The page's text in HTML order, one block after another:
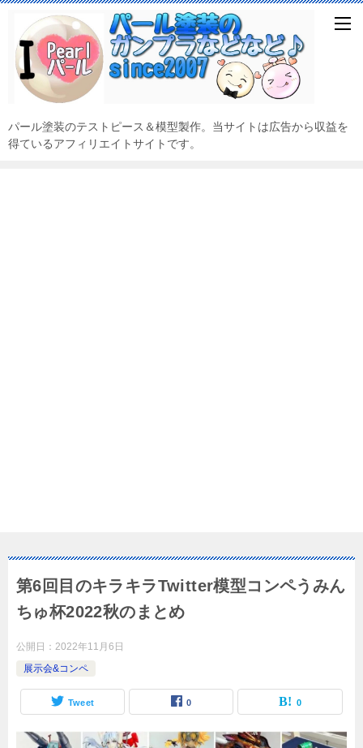
パール塗装のテストピース＆模型製作。当サイトは広告から収益を
得ているアフィリエイトサイトです。
第6回目のキラキラTwitter模型コンペうみん
ちゅ杯2022秋のまとめ
公開日： 2022年11月6日
展示会&コンペ
Tweet 0 0